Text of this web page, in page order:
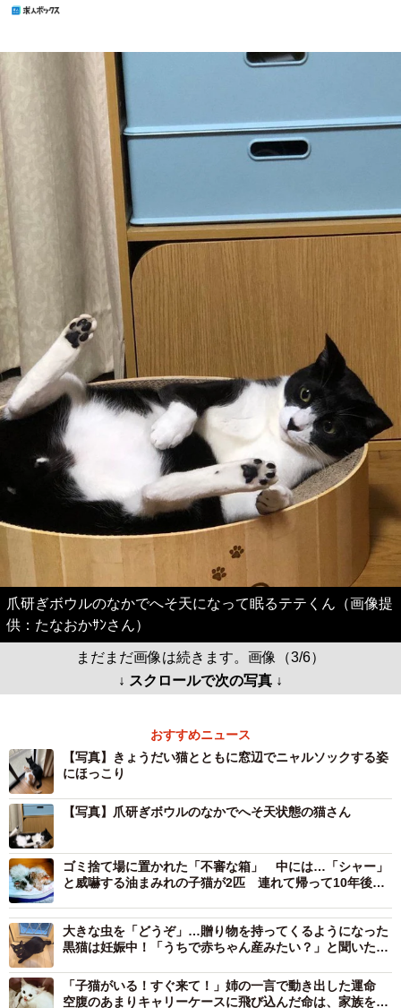
爪研ぎボウルのなかでへそ天になって眠るテテくん（画像提
供：たなおかｻﾝさん）
まだまだ画像は続きます。画像（3/6）
↓ スクロールで次の写真 ↓
おすすめニュース
【写真】きょうだい猫とともに窓辺でニャルソックする姿
にほっこり
【写真】爪研ぎボウルのなかでへそ天状態の猫さん
ゴミ捨て場に置かれた「不審な箱」 中には…「シャー」
と威嚇する油まみれの子猫が2匹 連れて帰って10年後、
大きな虫を「どうぞ」…贈り物を持ってくるようになった
黒猫は妊娠中！「うちで赤ちゃん産みたい？」と聞いた答
「子猫がいる！すぐ来て！」姉の一言で動き出した運命
空腹のあまりキャリーケースに飛び込んだ命は、家族を癒